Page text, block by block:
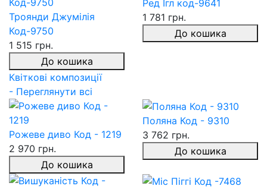
Троянди Джумілія
Код-9750
1 515 грн.
До кошика
Ред Ігл код-9641
1 781 грн.
До кошика
Квіткові композиції
- Переглянути всі
Рожеве диво Код - 1219
2 970 грн.
До кошика
Поляна Код - 9310
3 762 грн.
До кошика